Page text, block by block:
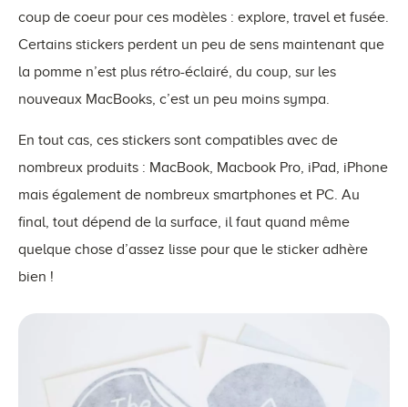
coup de coeur pour ces modèles : explore, travel et fusée.
Certains stickers perdent un peu de sens maintenant que
la pomme n’est plus rétro-éclairé, du coup, sur les
nouveaux MacBooks, c’est un peu moins sympa.
En tout cas, ces stickers sont compatibles avec de
nombreux produits : MacBook, Macbook Pro, iPad, iPhone
mais également de nombreux smartphones et PC. Au
final, tout dépend de la surface, il faut quand même
quelque chose d’assez lisse pour que le sticker adhère
bien !